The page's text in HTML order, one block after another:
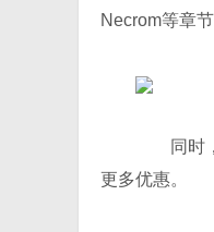
Necrom等章
同时，
更多优惠。